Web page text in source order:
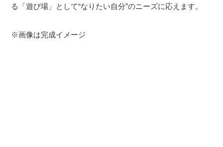
る「遊び場」として“なりたい自分”のニーズに応えます。
※画像は完成イメージ